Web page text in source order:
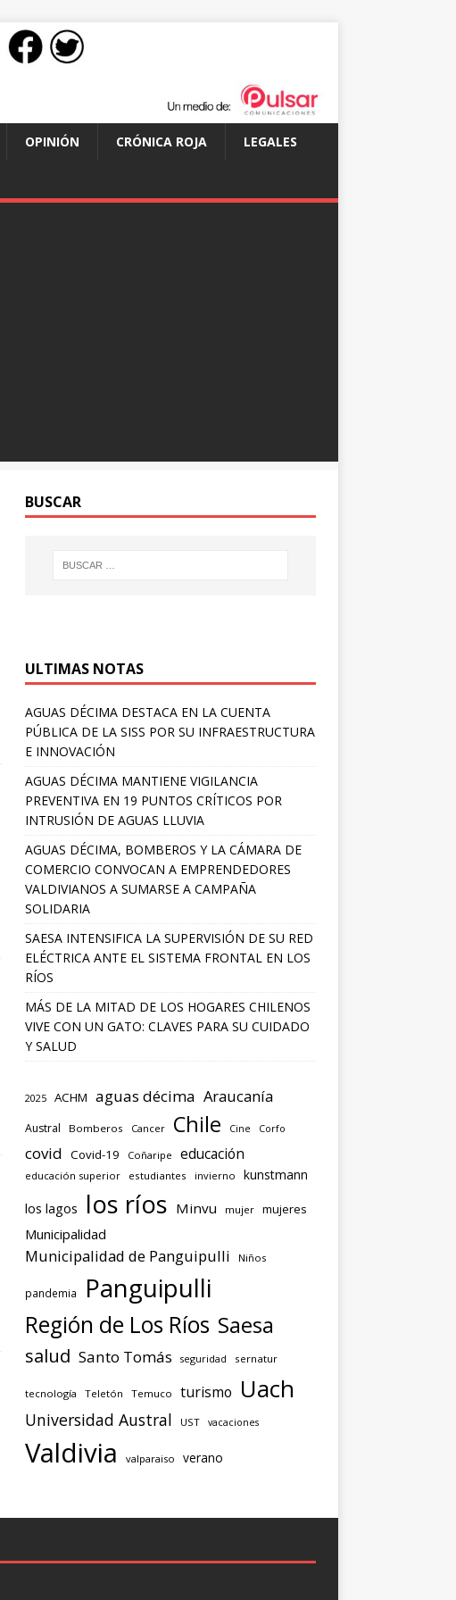
OPINIÓN CRÓNICA ROJA LEGALES
BUSCAR
ULTIMAS NOTAS
AGUAS DÉCIMA DESTACA EN LA CUENTA
PÚBLICA DE LA SISS POR SU INFRAESTRUCTURA
E INNOVACIÓN
AGUAS DÉCIMA MANTIENE VIGILANCIA
PREVENTIVA EN 19 PUNTOS CRÍTICOS POR
INTRUSIÓN DE AGUAS LLUVIA
AGUAS DÉCIMA, BOMBEROS Y LA CÁMARA DE
COMERCIO CONVOCAN A EMPRENDEDORES
VALDIVIANOS A SUMARSE A CAMPAÑA
SOLIDARIA
SAESA INTENSIFICA LA SUPERVISIÓN DE SU RED
ELÉCTRICA ANTE EL SISTEMA FRONTAL EN LOS
RÍOS
MÁS DE LA MITAD DE LOS HOGARES CHILENOS
VIVE CON UN GATO: CLAVES PARA SU CUIDADO
Y SALUD
2025 ACHM aguas décima Araucanía
Austral Bomberos Cancer Chile Cine Corfo
covid Covid-19 Coñaripe educación
educación superior estudiantes invierno kunstmann
los lagos los ríos Minvu mujer mujeres
Municipalidad
Municipalidad de Panguipulli Niños
pandemia Panguipulli
Región de Los Ríos Saesa
salud Santo Tomás seguridad sernatur
tecnología Teletón Temuco turismo Uach
Universidad Austral UST vacaciones
Valdivia valparaiso verano